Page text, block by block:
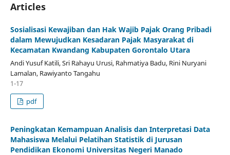
Articles
Sosialisasi Kewajiban dan Hak Wajib Pajak Orang Pribadi
dalam Mewujudkan Kesadaran Pajak Masyarakat di
Kecamatan Kwandang Kabupaten Gorontalo Utara
Andi Yusuf Katili, Sri Rahayu Urusi, Rahmatiya Badu, Rini Nuryani
Lamalan, Rawiyanto Tangahu
1-17
pdf
Peningkatan Kemampuan Analisis dan Interpretasi Data
Mahasiswa Melalui Pelatihan Statistik di Jurusan
Pendidikan Ekonomi Universitas Negeri Manado